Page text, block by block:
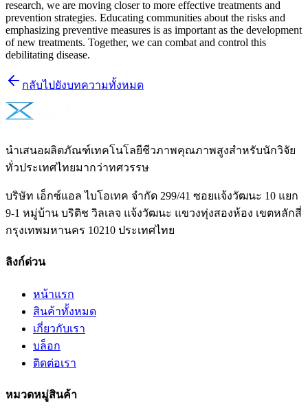
research, we are moving closer to more effective treatments and
prevention strategies. Educating communities about the risks and
emphasizing preventive measures is as important as the development
of new treatments. Together, we can combat and control this
debilitating disease.
กลับไปยังบทความทั้งหมด
นำเสนอผลิตภัณฑ์เทคโนโลยีชีวภาพคุณภาพสูงสำหรับนักวิจัย
ทั่วประเทศไทยมากว่าทศวรรษ
บริษัท เอ็กซ์แอล ไบโอเทค จำกัด 299/41 ซอยแจ้งวัฒนะ 10 แยก
9-1 หมู่บ้าน บริติช วิลเลจ แจ้งวัฒนะ แขวงทุ่งสองห้อง เขตหลักสี่
กรุงเทพมหานคร 10210 ประเทศไทย
ลิงก์ด่วน
หน้าแรก
สินค้าทั้งหมด
เกี่ยวกับเรา
บล็อก
ติดต่อเรา
หมวดหมู่สินค้า